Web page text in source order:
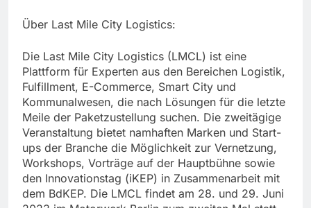
Über Last Mile City Logistics:
Die Last Mile City Logistics (LMCL) ist eine
Plattform für Experten aus den Bereichen Logistik,
Fulfillment, E-Commerce, Smart City und
Kommunalwesen, die nach Lösungen für die letzte
Meile der Paketzustellung suchen. Die zweitägige
Veranstaltung bietet namhaften Marken und Start-
ups der Branche die Möglichkeit zur Vernetzung,
Workshops, Vorträge auf der Hauptbühne sowie
den Innovationstag (iKEP) in Zusammenarbeit mit
dem BdKEP. Die LMCL findet am 28. und 29. Juni